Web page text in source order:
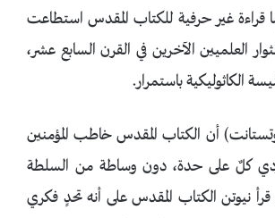
قراءة غير حرفية للكتاب المقدس استطاعت
العلميين الآخرين في القرن السابع عشر،
الكاثوليكية باستمرار.
أن الكتاب المقدس خاطب المؤمنين
كلٌ على حدة، دون وساطة من السلطة
قرأ نيوتن الكتاب المقدس على أنه تحدٍ فكري